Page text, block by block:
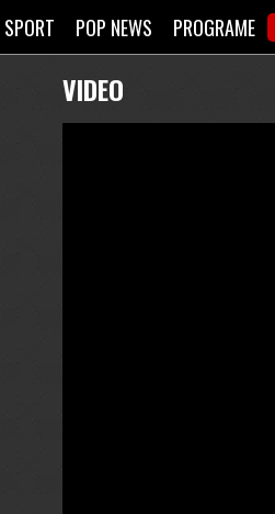
SPORT POP NEWS PROGRAME
VIDEO